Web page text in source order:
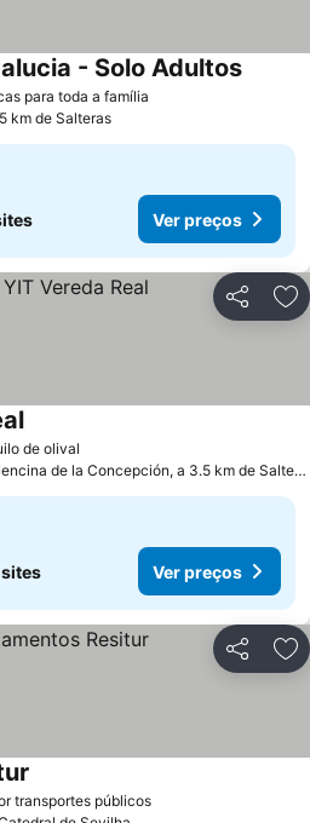
para toda a família
- Solo AdultosVer
km de Salteras
Ver preços
Partilhar
de olival
Ver preços
de la Concepción, a 3.5 km de
sites Ver preços
Partilhar
transportes públicosVer preços